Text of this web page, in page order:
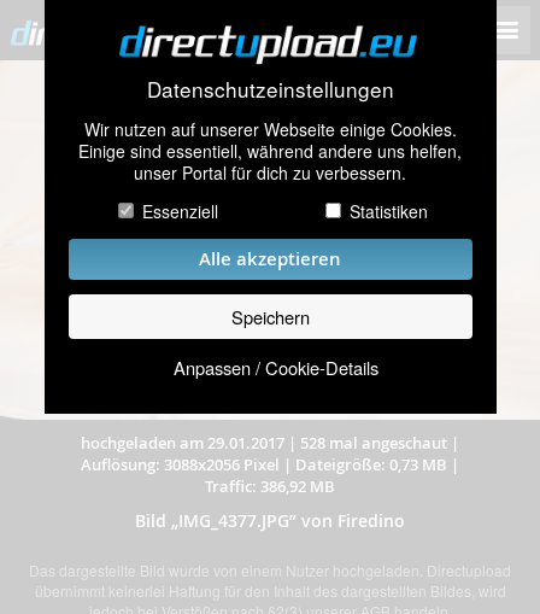
Datenschutzeinstellungen
Wir nutzen auf unserer Webseite einige Cookies.
Einige sind essentiell, während andere uns helfen,
unser Portal für dich zu verbessern.
Essenziell
Statistiken
Alle akzeptieren
Speichern
Anpassen / Cookie-Details
hochgeladen am 29.01.2017 | 528 mal angeschaut |
Auflösung: 3088x2056 Pixel | Dateigröße: 0,73 MB |
Traffic: 386,92 MB
Bild „IMG_4377.JPG” von Firedino
Das dargestellte Bild wurde von einem Nutzer hochgeladen. Directupload
übernimmt keinerlei Haftung für den Inhalt des dargestellten Bildes, wird